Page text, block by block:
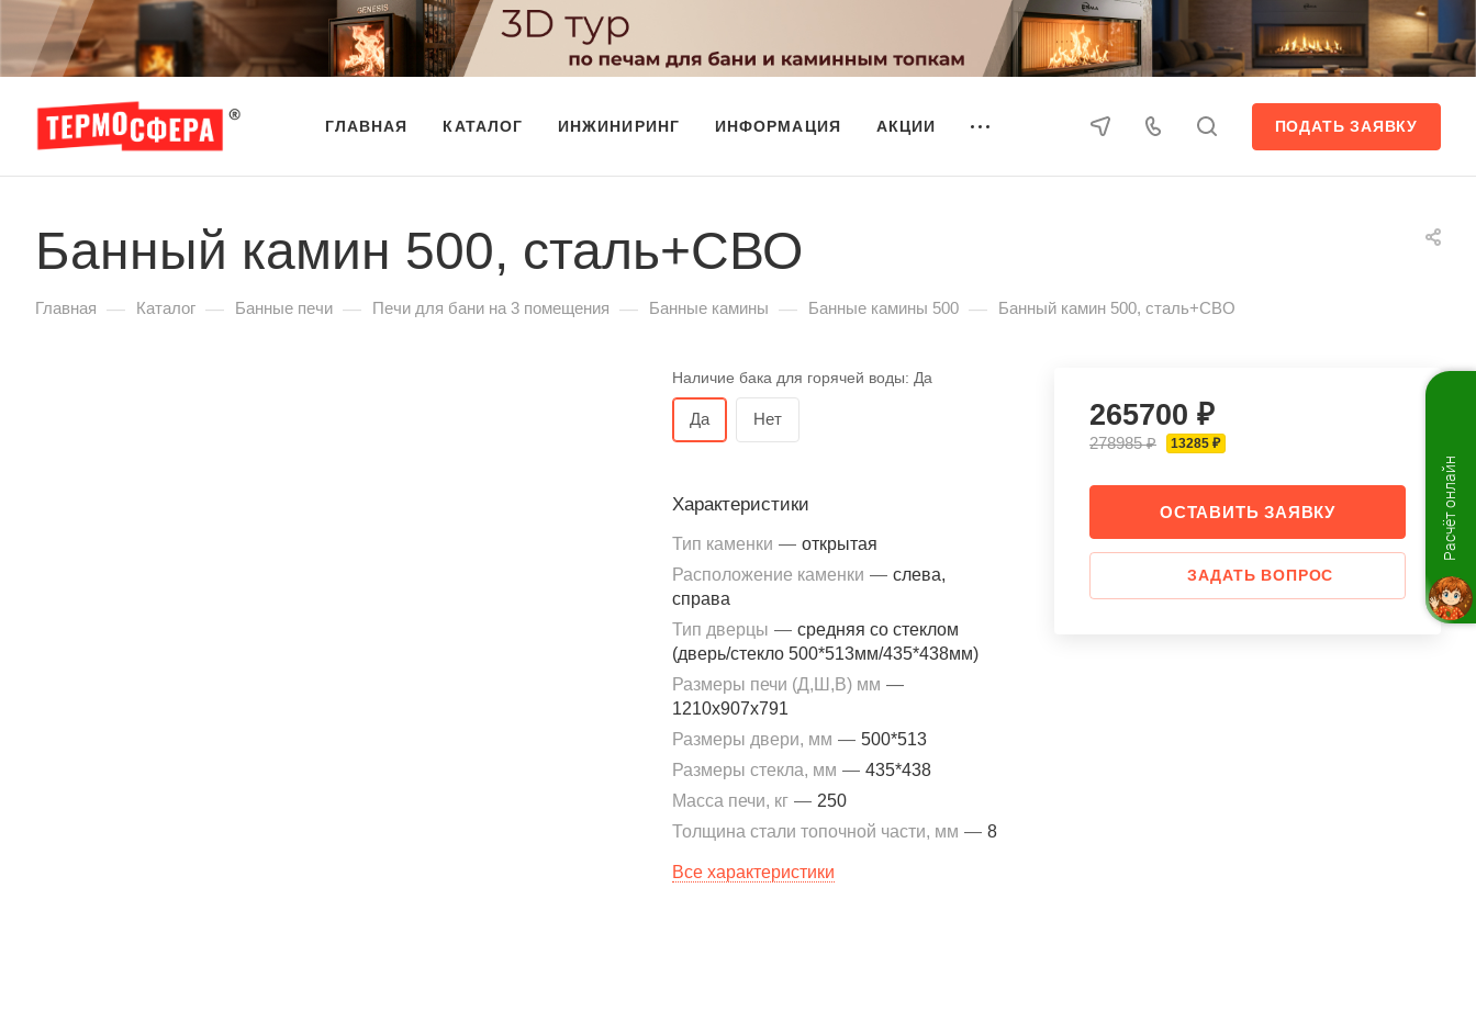
ГЛАВНАЯ КАТАЛОГ ИНЖИНИРИНГ ИНФОРМАЦИЯ АКЦИИ ПОДАТЬ ЗАЯВКУ
Банный камин 500, сталь+СВО
Главная — Каталог — Банные печи — Печи для бани на 3 помещения — Банные камины — Банные камины 500 — Банный камин 500, сталь+СВО
265700 ₽
278985 ₽ 13285 ₽
ОСТАВИТЬ ЗАЯВКУ
ЗАДАТЬ ВОПРОС
Наличие бака для горячей воды: Да
Да Нет
Характеристики
Тип каменки — открытая
Расположение каменки — слева,
справа
Тип дверцы — средняя со стеклом
(дверь/стекло 500*513мм/435*438мм)
Размеры печи (Д,Ш,В) мм —
1210х907х791
Размеры двери, мм — 500*513
Размеры стекла, мм — 435*438
Масса печи, кг — 250
Толщина стали топочной части, мм — 8
Все характеристики
Расчёт онлайн